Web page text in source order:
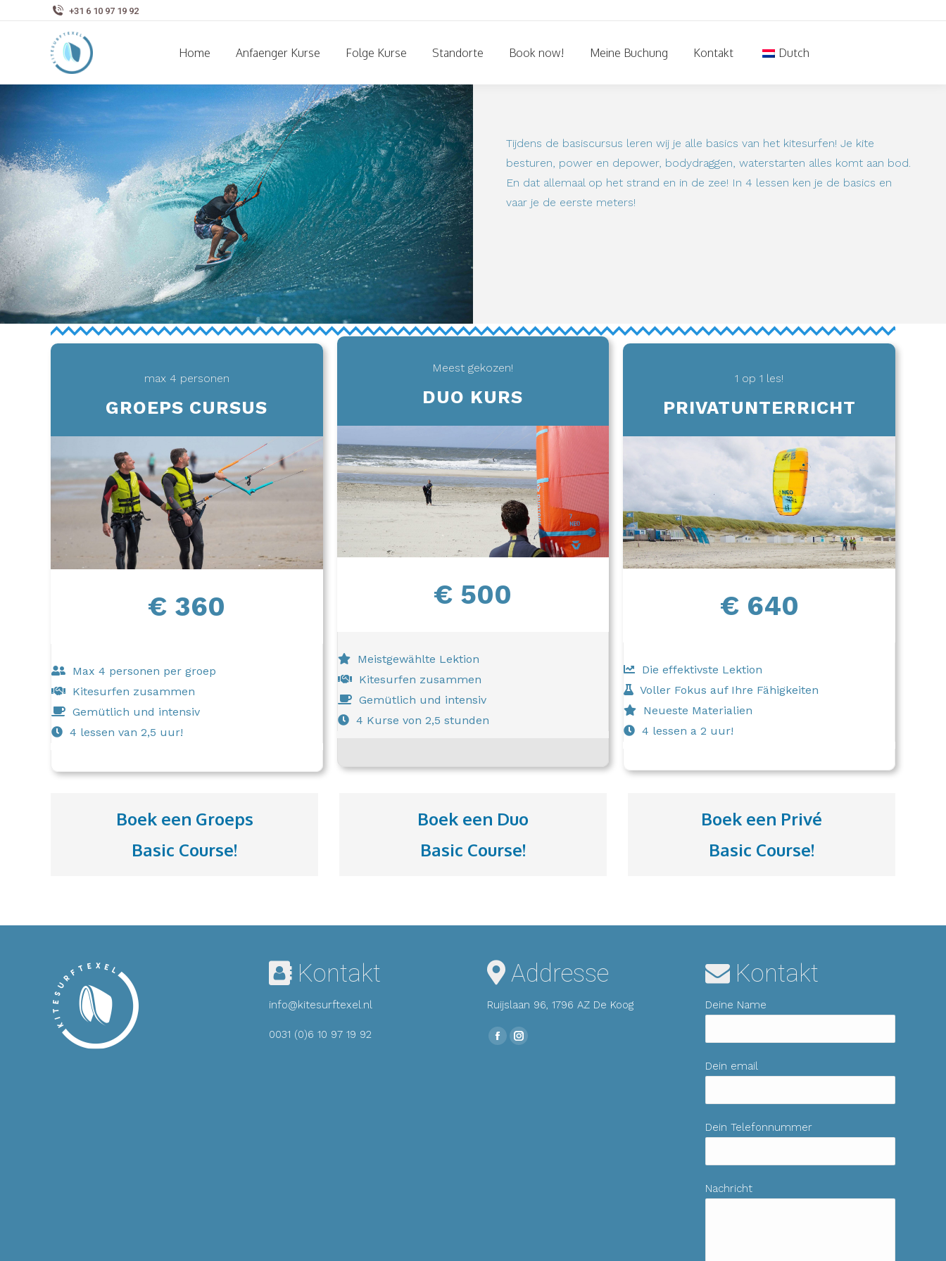
+31 6 10 97 19 92
Home Anfaenger Kurse Folge Kurse Standorte Book now! Meine Buchung Kontakt Dutch
Tijdens de basiscursus leren wij je alle basics van het kitesurfen! Je kite
besturen, power en depower, bodydraggen, waterstarten alles komt aan bod.
En dat allemaal op het strand en in de zee! In 4 lessen ken je de basics en
vaar je de eerste meters!
max 4 personen
GROEPS CURSUS
€ 360
Max 4 personen per groep
Kitesurfen zusammen
Gemütlich und intensiv
4 lessen van 2,5 uur!
Meest gekozen!
DUO KURS
€ 500
Meistgewählte Lektion
Kitesurfen zusammen
Gemütlich und intensiv
4 Kurse von 2,5 stunden
1 op 1 les!
PRIVATUNTERRICHT
€ 640
Die effektivste Lektion
Voller Fokus auf Ihre Fähigkeiten
Neueste Materialien
4 lessen a 2 uur!
Boek een Groeps
Basic Course!
Boek een Duo
Basic Course!
Boek een Privé
Basic Course!
Kontakt
info@kitesurftexel.nl
0031 (0)6 10 97 19 92
Addresse
Ruijslaan 96, 1796 AZ De Koog
Finden Sie uns auf:
FacebookInstagram
Kontakt
Deine Name
Dein email
Dein Telefonnummer
Nachricht